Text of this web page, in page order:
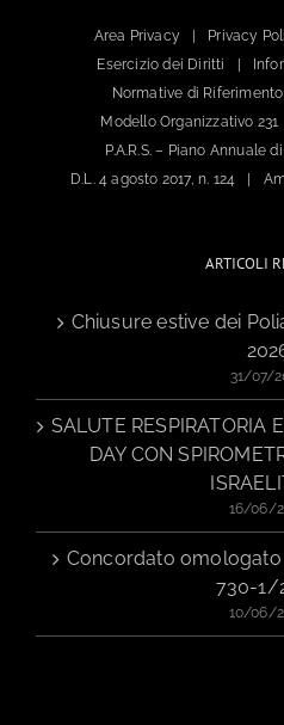
Area Privacy
Privacy
Esercizio dei Diritti
Normative di Riferimento
Modello Organizzativo 231
P.A.R.S. – Piano Annuale
D.L. 4 agosto 2017, n. 124
ARTICOLI
Chiusure estive dei
31/07/
SALUTE RESPIRATORIA
DAY CON
16/06/
Concordato omologato
730-1/
10/06/